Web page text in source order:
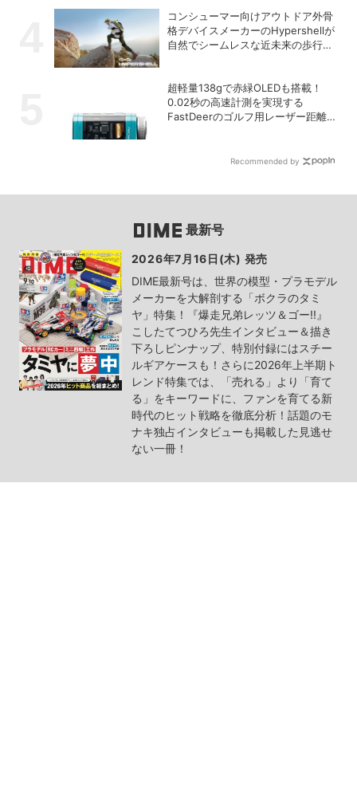
コンシューマー向けアウトドア外骨
格デバイスメーカーのHypershellが
自然でシームレスな近未来の歩行体
超軽量138gで赤緑OLEDも搭載！
0.02秒の高速計測を実現する
FastDeerのゴルフ用レーザー距離計
Recommended by
最新号
2026年7月16日(木) 発売
DIME最新号は、世界の模型・プラモデル
メーカーを大解剖する「ボクラのタミ
ヤ」特集！『爆走兄弟レッツ＆ゴー!!』
こしたてつひろ先生インタビュー＆描き
下ろしピンナップ、特別付録にはスチー
ルギアケースも！さらに2026年上半期ト
レンド特集では、「売れる」より「育て
る」をキーワードに、ファンを育てる新
時代のヒット戦略を徹底分析！話題のモ
ナキ独占インタビューも掲載した見逃せ
ない一冊！